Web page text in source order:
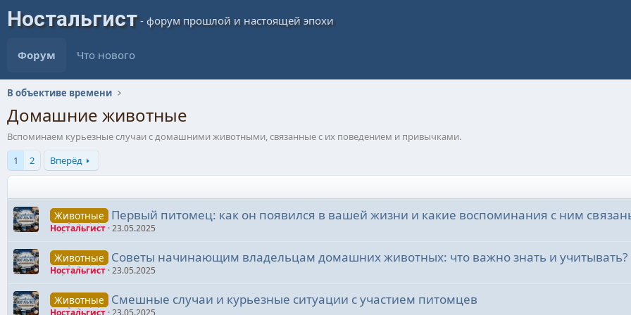
Форум Что нового
В объективе времени
Домашние животные
Вспоминаем курьезные случаи с домашними животными, связанные с их поведением и привычками.
1
2 Вперёд
Животные Первый питомец: как он появился в вашей жизни и какие воспоминания с ним
Ностальгист 23.05.2025
Животные Советы начинающим владельцам домашних животных: что важно знать и учитывать?
Ностальгист 23.05.2025
Животные Смешные случаи и курьезные ситуации с участием питомцев
Ностальгист 23.05.2025